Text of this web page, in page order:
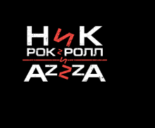
содержимому